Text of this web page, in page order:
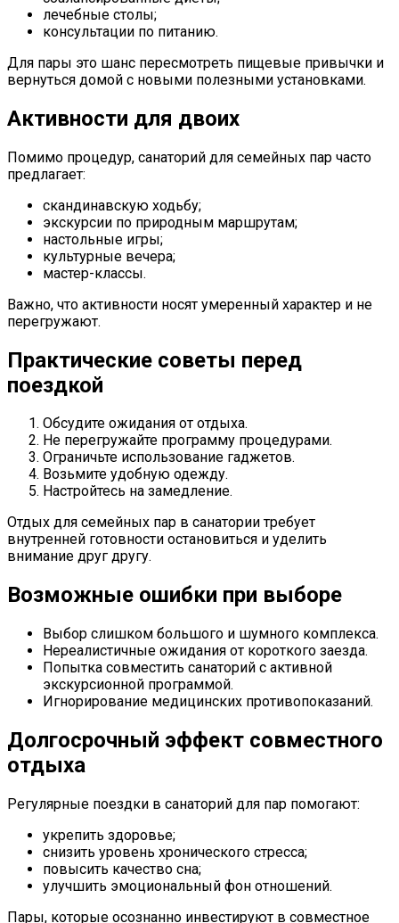
лечебные столы;
консультации по питанию.
Для пары это шанс пересмотреть пищевые привычки и
вернуться домой с новыми полезными установками.
Активности для двоих
Помимо процедур, санаторий для семейных пар часто
предлагает:
скандинавскую ходьбу;
экскурсии по природным маршрутам;
настольные игры;
культурные вечера;
мастер-классы.
Важно, что активности носят умеренный характер и не
перегружают.
Практические советы перед
поездкой
Обсудите ожидания от отдыха.
Не перегружайте программу процедурами.
Ограничьте использование гаджетов.
Возьмите удобную одежду.
Настройтесь на замедление.
Отдых для семейных пар в санатории требует
внутренней готовности остановиться и уделить
внимание друг другу.
Возможные ошибки при выборе
Выбор слишком большого и шумного комплекса.
Нереалистичные ожидания от короткого заезда.
Попытка совместить санаторий с активной
экскурсионной программой.
Игнорирование медицинских противопоказаний.
Долгосрочный эффект совместного
отдыха
Регулярные поездки в санаторий для пар помогают:
укрепить здоровье;
снизить уровень хронического стресса;
повысить качество сна;
улучшить эмоциональный фон отношений.
Пары, которые осознанно инвестируют в совместное